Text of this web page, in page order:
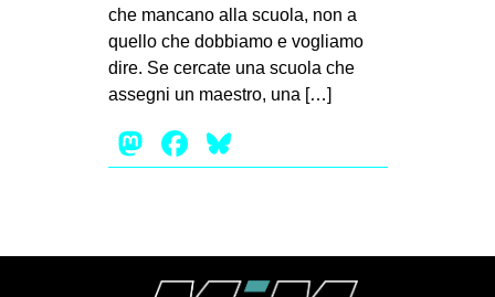
AMBIENTE
ANTIFASCISMO
DIRITTO ALL’ABITARE
che mancano alla scuola, non a
quello che dobbiamo e vogliamo
dire. Se cercate una scuola che
assegni un maestro, una […]
Mastodon
Facebook